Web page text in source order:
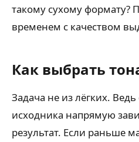
такому сухому формату?
временем с качеством
Как выбрать
Задача не из лёгких.
исходника напрямую
результат. Если раньше